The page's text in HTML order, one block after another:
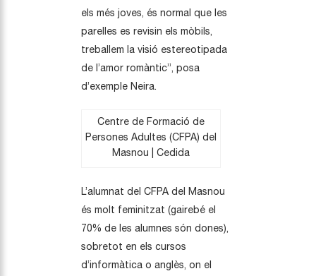
els més joves, és normal que les
parelles es revisin els mòbils,
treballem la visió estereotipada
de l’amor romàntic”, posa
d’exemple Neira.
Centre de Formació de
Persones Adultes (CFPA) del
Masnou | Cedida
L’alumnat del CFPA del Masnou
és molt feminitzat (gairebé el
70% de les alumnes són dones),
sobretot en els cursos
d’informàtica o anglès, on el